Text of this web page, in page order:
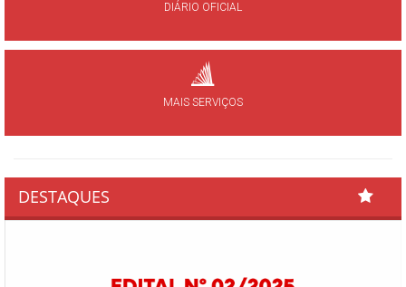
DIÁRIO OFICIAL
MAIS SERVIÇOS
DESTAQUES